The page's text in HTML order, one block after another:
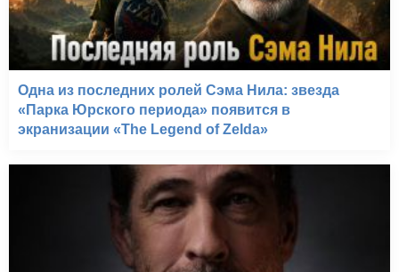
Первобытный страх
(1996)
Одна из последних ролей Сэма Нила: звезда
«Парка Юрского периода» появится в
экранизации «The Legend of Zelda»